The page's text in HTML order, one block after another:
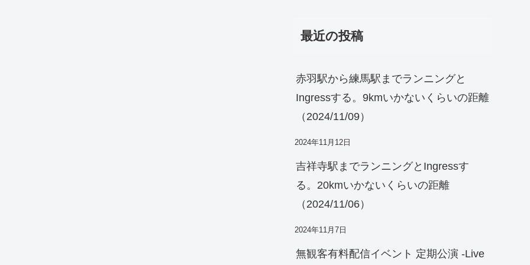
最近の投稿
赤羽駅から練馬駅までランニングと
Ingressする。9kmいかないくらいの距離
（2024/11/09）
2024年11月12日
吉祥寺駅までランニングとIngressす
る。20kmいかないくらいの距離
（2024/11/06）
2024年11月7日
無観客有料配信イベント 定期公演 -Live